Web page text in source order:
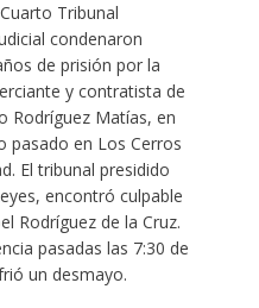
Tribunal
condenaron
de prisión por la
y contratista de
Rodríguez Matías, en
pasado en Los Cerros
El tribunal presidido
encontró culpable
Rodríguez de la Cruz.
pasadas las 7:30 de
un desmayo.